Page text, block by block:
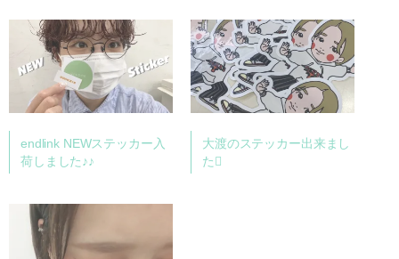
endlink NEWステッカー入
荷しました♪♪
大渡のステッカー出来まし
た